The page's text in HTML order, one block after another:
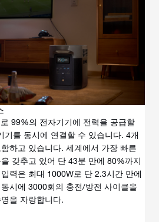
99%의 전자기기에 전력을 공급할
기를 동시에 연결할 수 있습니다. 4개
하고 있습니다. 세계에서 가장 빠른
갖추고 있어 단 43분 만에 80%까지
력은 최대 1000W로 단 2.3시간 만에
시에 3000회의 충전/방전 사이클을
을 자랑합니다.